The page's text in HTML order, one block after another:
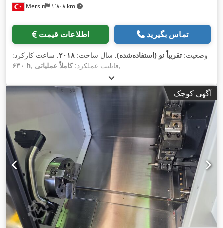
Mersin ۱٬۸۰۸ km
اطلاعات قیمت تماس بگیرید
وضعیت: تقریباً نو (استفاده‌شده), سال ساخت: ۲۰۱۸, ساعت کارکرد:
۶۳۰ h
, قابلیت عملکرد:کاملاً عملیاتی ,
آگهی کوچک